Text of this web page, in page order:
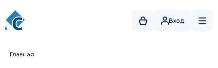
Вход
Главная